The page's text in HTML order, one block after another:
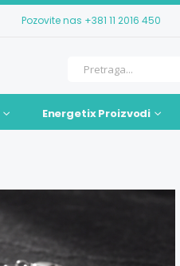
Pozovite nas +381 11 2016 450
Energetix Proizvodi